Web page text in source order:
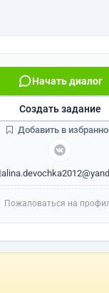
Начать диалог
Создать задание
Добавить в
Пожаловаться на